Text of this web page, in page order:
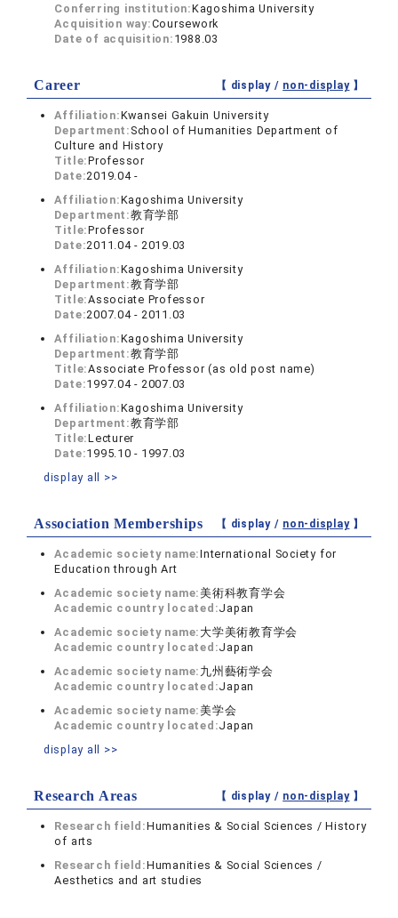
Conferring institution:Kagoshima University
Acquisition way:Coursework
Date of acquisition: 1988.03
Career 【 display / non-display】
Affiliation:Kwansei Gakuin University
Department: School of Humanities Department of
Culture and History
Title:Professor
Date:2019.04 -
Affiliation:Kagoshima University
Department:教育学部
Title:Professor
Date:2011.04 - 2019.03
Affiliation:Kagoshima University
Department:教育学部
Title:Associate Professor
Date:2007.04 - 2011.03
Affiliation:Kagoshima University
Department:教育学部
Title:Associate Professor (as old post name)
Date:1997.04 - 2007.03
Affiliation:Kagoshima University
Department:教育学部
Title:Lecturer
Date:1995.10 - 1997.03
display all >>
Association Memberships 【 display / non-display】
Academic society name:International Society for
Education through Art
Academic society name:美術科教育学会
Academic country located:Japan
Academic society name: 大学美術教育学会
Academic country located:Japan
Academic society name: 九州藝術学会
Academic country located:Japan
Academic society name:美学会
Academic country located:Japan
display all >>
Research Areas 【 display / non-display】
Research field:Humanities & Social Sciences / History
of arts
Research field:Humanities & Social Sciences /
Aesthetics and art studies